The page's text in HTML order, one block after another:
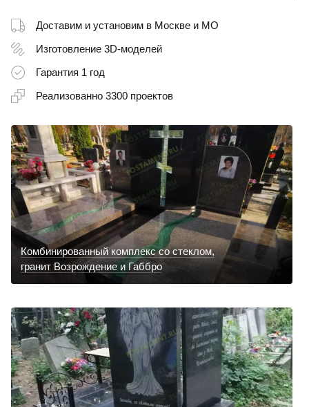
Доставим и установим в Москве и МО
Изготовление 3D-моделей
Гарантия 1 год
Реализованно 3300 проектов
Комбинированный комплекс со стеклом,
гранит Возрождение и Габбро